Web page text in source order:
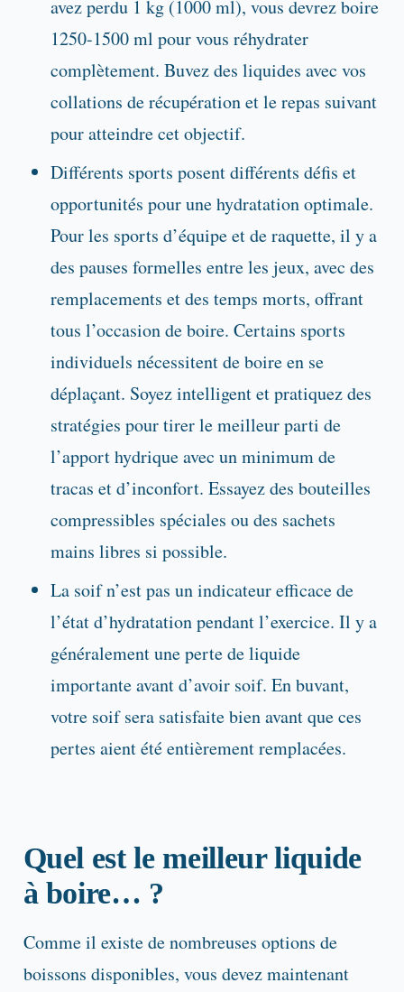
avez perdu 1 kg (1000 ml), vous devrez boire
1250-1500 ml pour vous réhydrater
complètement. Buvez des liquides avec vos
collations de récupération et le repas suivant
pour atteindre cet objectif.
Différents sports posent différents défis et
opportunités pour une hydratation optimale.
Pour les sports d’équipe et de raquette, il y a
des pauses formelles entre les jeux, avec des
remplacements et des temps morts, offrant
tous l’occasion de boire. Certains sports
individuels nécessitent de boire en se
déplaçant. Soyez intelligent et pratiquez des
stratégies pour tirer le meilleur parti de
l’apport hydrique avec un minimum de
tracas et d’inconfort. Essayez des bouteilles
compressibles spéciales ou des sachets
mains libres si possible.
La soif n’est pas un indicateur efficace de
l’état d’hydratation pendant l’exercice. Il y a
généralement une perte de liquide
importante avant d’avoir soif. En buvant,
votre soif sera satisfaite bien avant que ces
pertes aient été entièrement remplacées.
Quel est le meilleur liquide
à boire… ?
Comme il existe de nombreuses options de
boissons disponibles, vous devez maintenant